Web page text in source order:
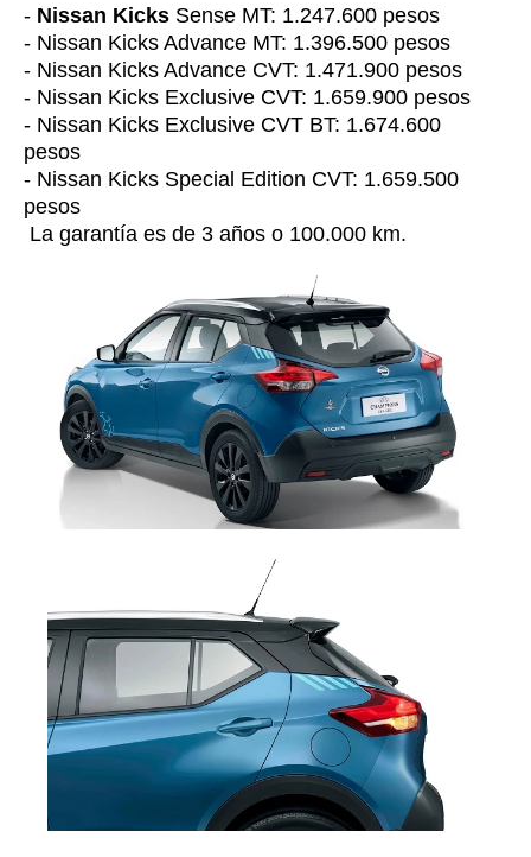
- Nissan Kicks Sense MT: 1.247.600 pesos
- Nissan Kicks Advance MT: 1.396.500 pesos
- Nissan Kicks Advance CVT: 1.471.900 pesos
- Nissan Kicks Exclusive CVT: 1.659.900 pesos
- Nissan Kicks Exclusive CVT BT: 1.674.600
pesos
- Nissan Kicks Special Edition CVT: 1.659.500
pesos
La garantía es de 3 años o 100.000 km.